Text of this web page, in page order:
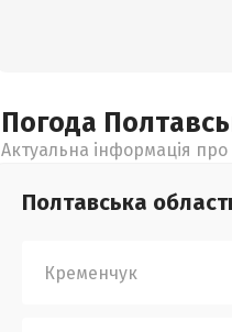
Погода
Актуальна інформація
Полтавська
Кременчук